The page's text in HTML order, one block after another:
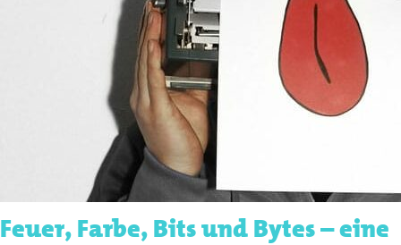
Feuer, Farbe, Bits und Bytes – eine